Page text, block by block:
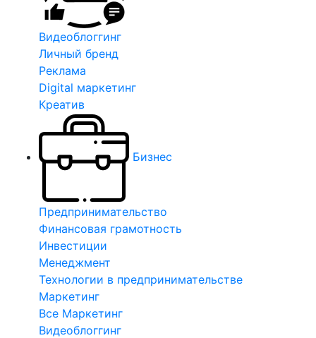
Видеоблоггинг
Личный бренд
Реклама
Digital маркетинг
Креатив
Бизнес
Предпринимательство
Финансовая грамотность
Инвестиции
Менеджмент
Технологии в предпринимательстве
Маркетинг
Все Маркетинг
Видеоблоггинг